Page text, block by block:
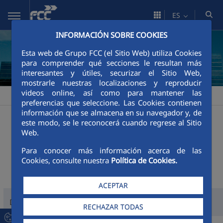
Saltar al contenido principal
INFORMACIÓN SOBRE COOKIES
Esta web de Grupo FCC (el Sitio Web) utiliza Cookies
para comprender qué secciones le resultan más
interesantes y útiles, securizar el Sitio Web,
mostrarle nuestras localizaciones y reproducir
videos online, así como para mantener las
preferencias que seleccione. Las Cookies contienen
información que se almacena en su navegador y, de
este modo, se le reconocerá cuando regrese al Sitio
Web.
Para conocer más información acerca de las
Cookies, consulte nuestra Política de Cookies.
ACEPTAR
RECHAZAR TODAS
ES
FCCCO Panamá >Área corporativa >Organización > Equipo
Equipo
DIRECTOR DE ÁREA AMÉRICA